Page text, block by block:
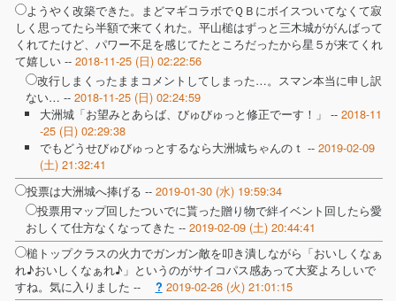
ようやく改築できた。まどマギコラボでＱＢにボイスついてなくて寂
しく思ってたら半額で来てくれた。平山槌はずっと三木城ががんばって
くれてたけど、パワー不足を感じてたところだったから星５が来てくれ
て嬉しい -- 2018-11-25 (日) 02:22:56
改行しまくったままコメントしてしまった…。スマン本当に申し訳
ない… -- 2018-11-25 (日) 02:24:59
大洲城「お望みとあらば、びゅびゅっと修正でーす！」 -- 2018-11
-25 (日) 02:29:38
でもどうせびゅびゅっとするなら大洲城ちゃんのｔ -- 2019-02-09
(土) 21:32:41
投票は大洲城へ捧げる -- 2019-01-30 (水) 19:59:34
投票用マップ回したついでに貰った贈り物で絆イベント回したら愛
おしくて仕方なくなってきた -- 2019-02-09 (土) 20:44:41
槌トップクラスの火力でガンガン敵を叩き潰しながら「おいしくなぁ
れ♪おいしくなぁれ♪」というのがサイコパス感あって大変よろしいで
すね。気に入りました --
? 2019-02-26 (火) 21:01:15